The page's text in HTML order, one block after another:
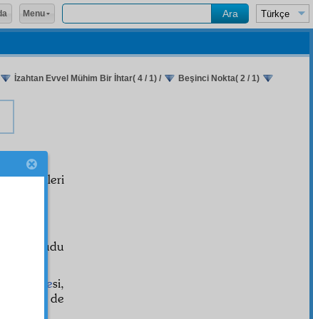
İzahtan Evvel Mühim Bir İhtar( 4 / 1) / Beşinci Nokta( 2 / 1)
yi işittikleri
ı okudu
si,
ve öyle de
Menu